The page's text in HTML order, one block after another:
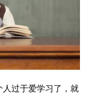
过于爱学习了，就